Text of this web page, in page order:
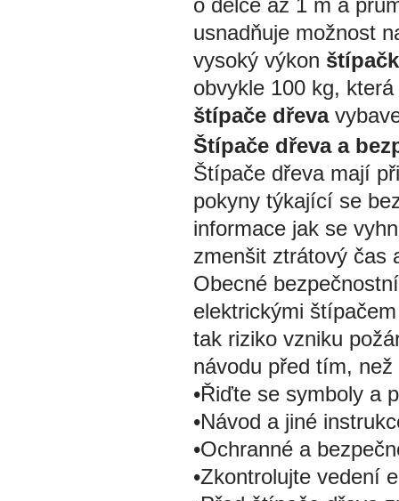
usnadňuje možnost
vysoký výkon
obvykle 100 kg,
štípače dřeva
Štípače dřeva a
Štípače dřeva mají
pokyny týkající se
informace jak se
zmenšit ztrátový čas
Obecné
elektrickými
tak riziko vzniku
návodu před tím,
•Řiďte se symboly a
•Návod a jiné
•Ochranné a
•Zkontrolujte vedení